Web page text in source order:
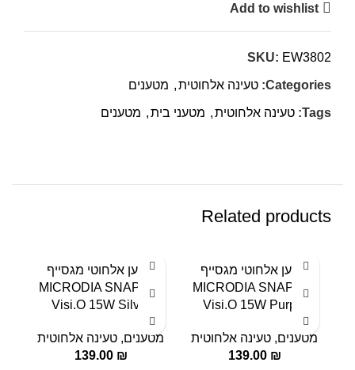
Add to wishlist
SKU: EW3802
Categories: טעינה אלחוטית, מטענים
Tags: טעינה אלחוטית, מטעני בית, מטענים
Related products
מטען אלחוטי מגסייף
MICRODIA SNAPPad
Visi.O 15W Purple
מטענים, טעינה אלחוטית
139.00 ₪
מטען אלחוטי מגסייף
MICRODIA SNAPPad
Visi.O 15W Silver
מטענים, טעינה אלחוטית
139.00 ₪